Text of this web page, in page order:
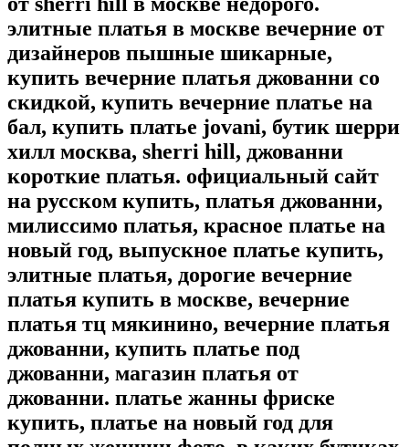
элитные платья в москве вечерние от
дизайнеров пышные шикарные,
купить вечерние платья джованни со
скидкой, купить вечерние платье на
бал, купить платье jovani, бутик шерри
хилл москва, sherri hill, джованни
короткие платья. официальный сайт
на русском купить, платья джованни,
милиссимо платья, красное платье на
новый год, выпускное платье купить,
элитные платья, дорогие вечерние
платья купить в москве, вечерние
платья тц мякинино, вечерние платья
джованни, купить платье под
джованни, магазин платья от
джованни. платье жанны фриске
купить, платье на новый год для